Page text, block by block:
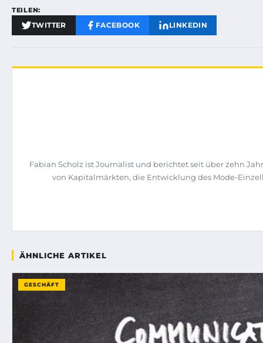
TEILEN:
TWITTER FACEBOOK LINKEDIN
Fabian Scholz ist Journalist und berichtet seit über zehn
von Kapitalmärkten, die Entwicklung des Mode-
ÄHNLICHE ARTIKEL
GESCHÄFT